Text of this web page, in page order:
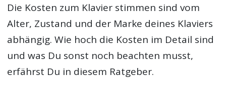
Die Kosten zum Klavier stimmen sind vom
Alter, Zustand und der Marke deines Klaviers
abhängig. Wie hoch die Kosten im Detail sind
und was Du sonst noch beachten musst,
erfährst Du in diesem Ratgeber.